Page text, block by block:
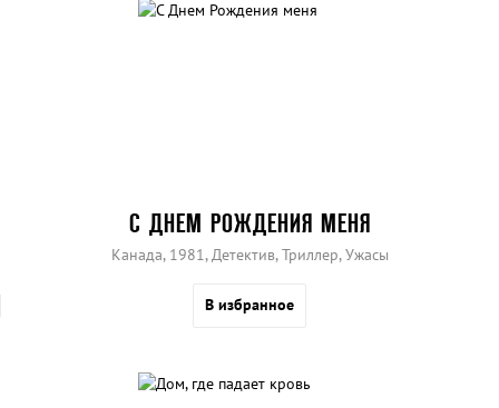
С ДНЕМ РОЖДЕНИЯ МЕНЯ
Канада, 1981, Детектив, Триллер, Ужасы
В избранное